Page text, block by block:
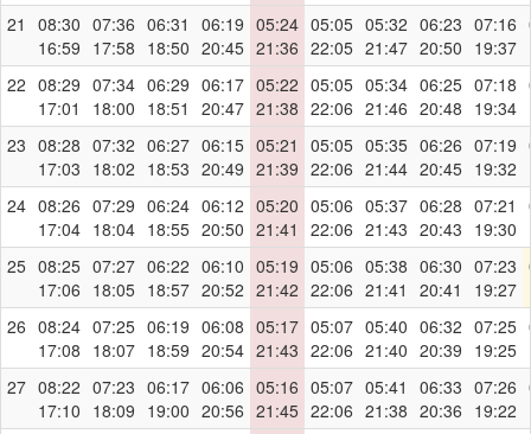
21
08:30
16:59
07:36
17:58
06:31
18:50
06:19
20:45
05:24
21:36
05:05
22:05
05:32
21:47
06:23
20:50
07:16
19:37
22 08:29
17:01
07:34
18:00
06:29
18:51
06:17
20:47
05:22
21:38
05:05
22:06
05:34
21:46
06:25
20:48
07:18
19:34
23 08:28
17:03
07:32
18:02
06:27
18:53
06:15
20:49
05:21
21:39
05:05
22:06
05:35
21:44
06:26
20:45
07:19
19:32
24 08:26
17:04
07:29
18:04
06:24
18:55
06:12
20:50
05:20
21:41
05:06
22:06
05:37
21:43
06:28
20:43
07:21
19:30
25 08:25
17:06
07:27
18:05
06:22
18:57
06:10
20:52
05:19
21:42
05:06
22:06
05:38
21:41
06:30
20:41
07:23
19:27
26 08:24
17:08
07:25
18:07
06:19
18:59
06:08
20:54
05:17
21:43
05:07
22:06
05:40
21:40
06:32
20:39
07:25
19:25
27 08:22
17:10
07:23
18:09
06:17
19:00
06:06
20:56
05:16
21:45
05:07
22:06
05:41
21:38
06:33
20:36
07:26
19:22